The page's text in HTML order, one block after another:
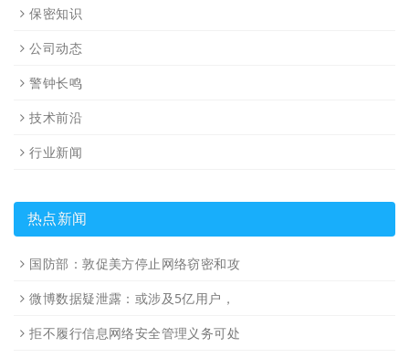
保密知识
公司动态
警钟长鸣
技术前沿
行业新闻
热点新闻
国防部：敦促美方停止网络窃密和攻
微博数据疑泄露：或涉及5亿用户，
拒不履行信息网络安全管理义务可处